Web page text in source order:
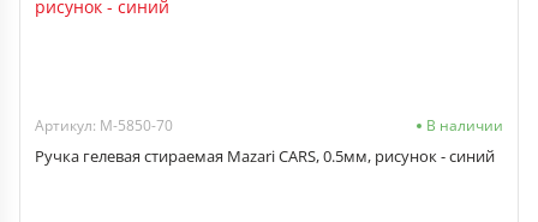
Артикул: M-5850-70 В наличии
Ручка гелевая стираемая Mazari CARS, 0.5мм, рисунок - синий